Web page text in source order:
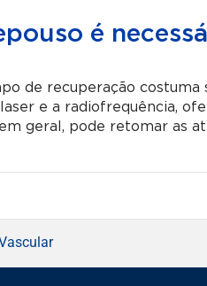
é
de recuperação costuma
e a radiofrequência,
geral, pode retomar as